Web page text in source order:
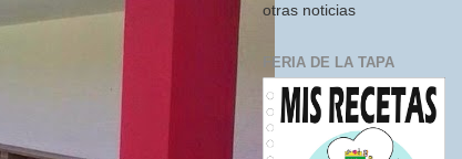
otras noticias
FERIA DE LA TAPA